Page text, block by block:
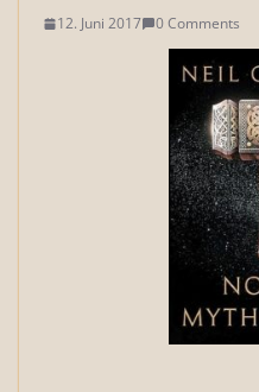
12. Juni 2017 0 Comments